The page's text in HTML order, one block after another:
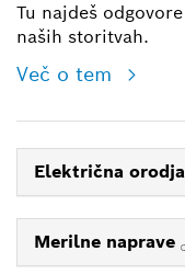
Tu najdeš
naših storitvah.
Več o tem
Električna orodja
Merilne naprave